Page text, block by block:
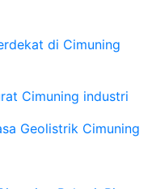
di Cimuning
Cimuning industri
Geolistrik Cimuning